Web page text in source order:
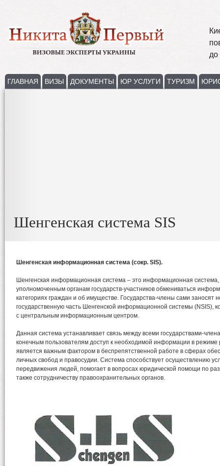
до
ГЛАВНАЯ ВИЗЫ ДОКУМЕНТЫ ЮР УСЛУГИ ТУРИЗМ
Шенгенская система SIS
Шенгенская информационная система (сокр. SIS).
Шенгенская информационная система – это информационная
уполномоченным органам государств-участников обмениваться
категориях граждан и об имуществе. Государства-члены сами
государственную часть Шенгенской информационной системы (NSIS),
с центральным информационным центром.
Данная система устанавливает связь между всеми государствами-
конечным пользователям доступ к необходимой информации в режиме
является важным фактором в беспрепятственной работе в сферах
личных свобод и правосудии. Система способствует осуществлению
передвижения людей, помогает в вопросах юридической помощи по
также сотрудничеству правоохранительных органов.